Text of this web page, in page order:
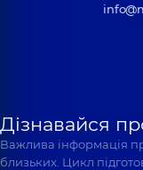
Дізнавайся
Важлива інформація
близьких. Цикл